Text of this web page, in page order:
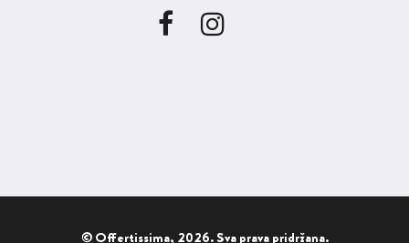
© Offertissima, 2026. Sva prava pridržana.